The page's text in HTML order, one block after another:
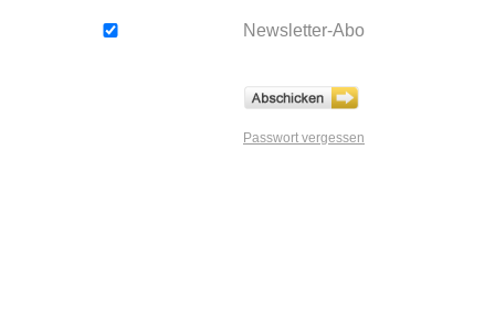
Newsletter-Abo
Passwort vergessen